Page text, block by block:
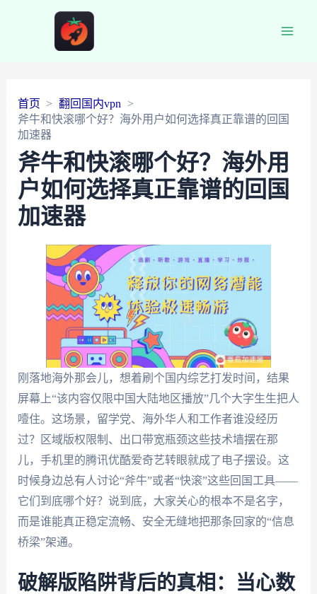
首页
翻回国内vpn
斧牛和快滚哪个好？海外用户如何选择真正靠谱的回国
加速器
斧牛和快滚哪个好？海外用
户如何选择真正靠谱的回国
加速器
刚落地海外那会儿，想着刷个国内综艺打发时间，结果
屏幕上“该内容仅限中国大陆地区播放”几个大字生生把人
噎住。这场景，留学党、海外华人和工作者谁没经历
过？区域版权限制、出口带宽瓶颈这些技术墙摆在那
儿，手机里的腾讯优酷爱奇艺转眼就成了电子摆设。这
时候身边总有人讨论“斧牛”或者“快滚”这些回国工具——
它们到底哪个好？说到底，大家关心的根本不是名字，
而是谁能真正稳定流畅、安全无缝地把那条回家的“信息
桥梁”架通。
破解版陷阱背后的真相：当心数